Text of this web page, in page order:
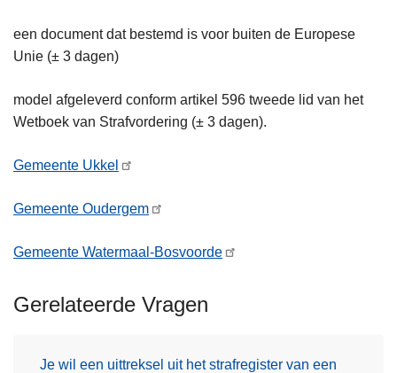
een document dat bestemd is voor buiten de Europese
Unie (± 3 dagen)
model afgeleverd conform artikel 596 tweede lid van het
Wetboek van Strafvordering (± 3 dagen).
Gemeente Ukkel
Gemeente Oudergem
Gemeente Watermaal-Bosvoorde
Gerelateerde Vragen
Je wil een uittreksel uit het strafregister van een